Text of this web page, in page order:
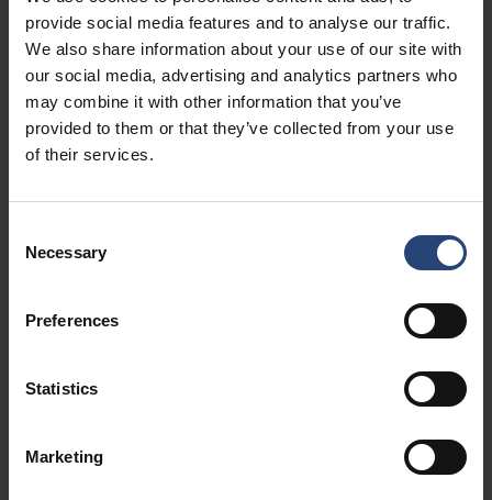
provide social media features and to analyse our traffic.
We also share information about your use of our site with
our social media, advertising and analytics partners who
may combine it with other information that you’ve
provided to them or that they’ve collected from your use
of their services.
Selection
Necessary
Preferences
Statistics
Marketing
Řešení
Kariéra
Udržitelnost
Inženýrství
Podmínky a pravidla
Whistleblowing
Zajišťování zdrojů
O STRÁNKÁCH